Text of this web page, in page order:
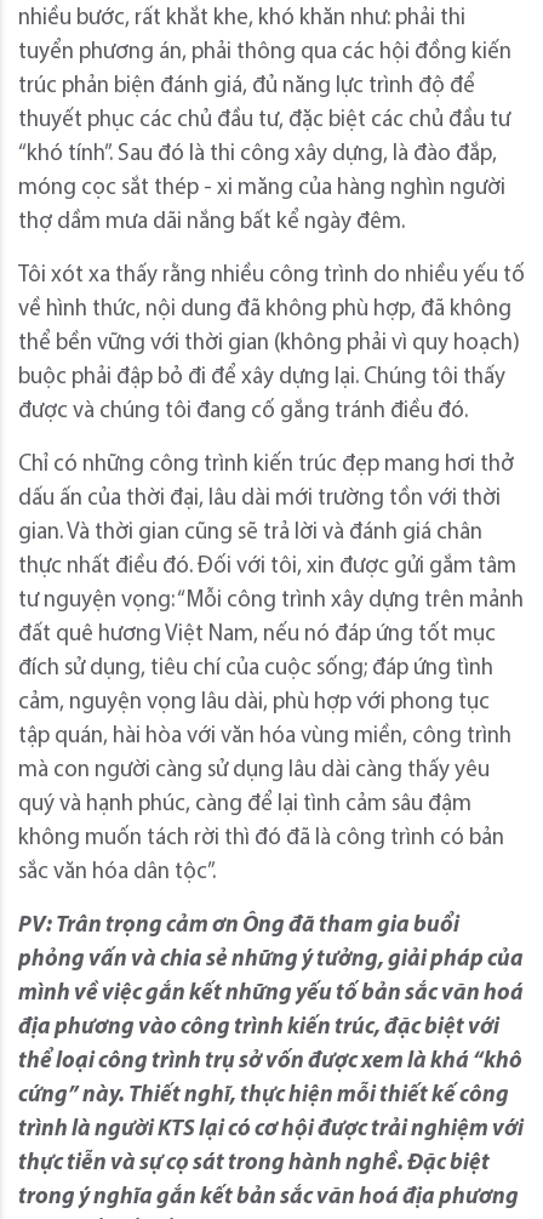
nhiều bước, rất khắt khe, khó khăn như: phải thi
tuyển phương án, phải thông qua các hội đồng kiến
trúc phản biện đánh giá, đủ năng lực trình độ để
thuyết phục các chủ đầu tư, đặc biệt các chủ đầu tư
“khó tính”. Sau đó là thi công xây dựng, là đào đắp,
móng cọc sắt thép - xi măng của hàng nghìn người
thợ dầm mưa dãi nắng bất kể ngày đêm.
Tôi xót xa thấy rằng nhiều công trình do nhiều yếu tố
về hình thức, nội dung đã không phù hợp, đã không
thể bền vững với thời gian (không phải vì quy hoạch)
buộc phải đập bỏ đi để xây dựng lại. Chúng tôi thấy
được và chúng tôi đang cố gắng tránh điều đó.
Chỉ có những công trình kiến trúc đẹp mang hơi thở
dấu ấn của thời đại, lâu dài mới trường tồn với thời
gian. Và thời gian cũng sẽ trả lời và đánh giá chân
thực nhất điều đó. Đối với tôi, xin được gửi gắm tâm
tư nguyện vọng: “Mỗi công trình xây dựng trên mảnh
đất quê hương Việt Nam, nếu nó đáp ứng tốt mục
đích sử dụng, tiêu chí của cuộc sống; đáp ứng tình
cảm, nguyện vọng lâu dài, phù hợp với phong tục
tập quán, hài hòa với văn hóa vùng miền, công trình
mà con người càng sử dụng lâu dài càng thấy yêu
quý và hạnh phúc, càng để lại tình cảm sâu đậm
không muốn tách rời thì đó đã là công trình có bản
sắc văn hóa dân tộc”.
PV: Trân trọng cảm ơn Ông đã tham gia buổi
phỏng vấn và chia sẻ những ý tưởng, giải pháp của
mình về việc gắn kết những yếu tố bản sắc văn hoá
địa phương vào công trình kiến trúc, đặc biệt với
thể loại công trình trụ sở vốn được xem là khá “khô
cứng” này. Thiết nghĩ, thực hiện mỗi thiết kế công
trình là người KTS lại có cơ hội được trải nghiệm với
thực tiễn và sự cọ sát trong hành nghề. Đặc biệt
trong ý nghĩa gắn kết bản sắc văn hoá địa phương